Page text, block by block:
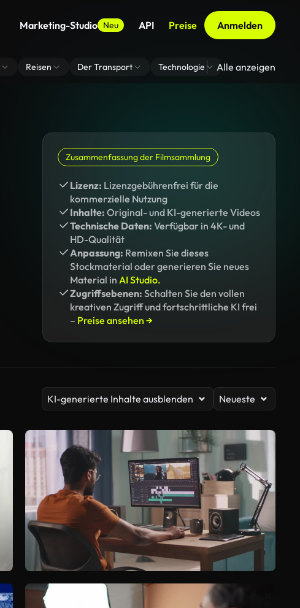
Marketing-Studio Neu API Preise Anmelden
Reisen Der Transport Technologie Zoom Virtuelle
Alle anzeigen
Zusammenfassung der Filmsammlung
Lizenz: Lizenzgebührenfrei für die
kommerzielle Nutzung
Inhalte: Original- und KI-generierte Videos
Technische Daten: Verfügbar in 4K- und
HD-Qualität
Anpassung: Remixen Sie dieses
Stockmaterial oder generieren Sie neues
Material in AI Studio.
Zugriffsebenen: Schalten Sie den vollen
kreativen Zugriff und fortschrittliche KI frei
– Preise ansehen →
KI-generierte Inhalte ausblenden Neueste